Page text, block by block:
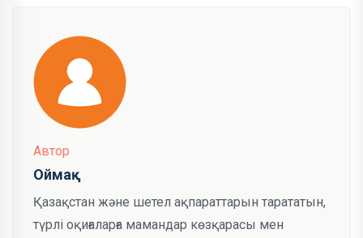
Автор
Оймақ
Қазақстан және шетел ақпараттарын тарататын,
түрлі оқиғаларға мамандар көзқарасы мен